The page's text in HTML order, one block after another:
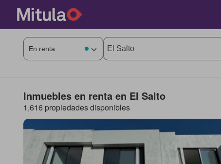
Inmuebles en renta en El Salto
1,616 propiedades disponibles